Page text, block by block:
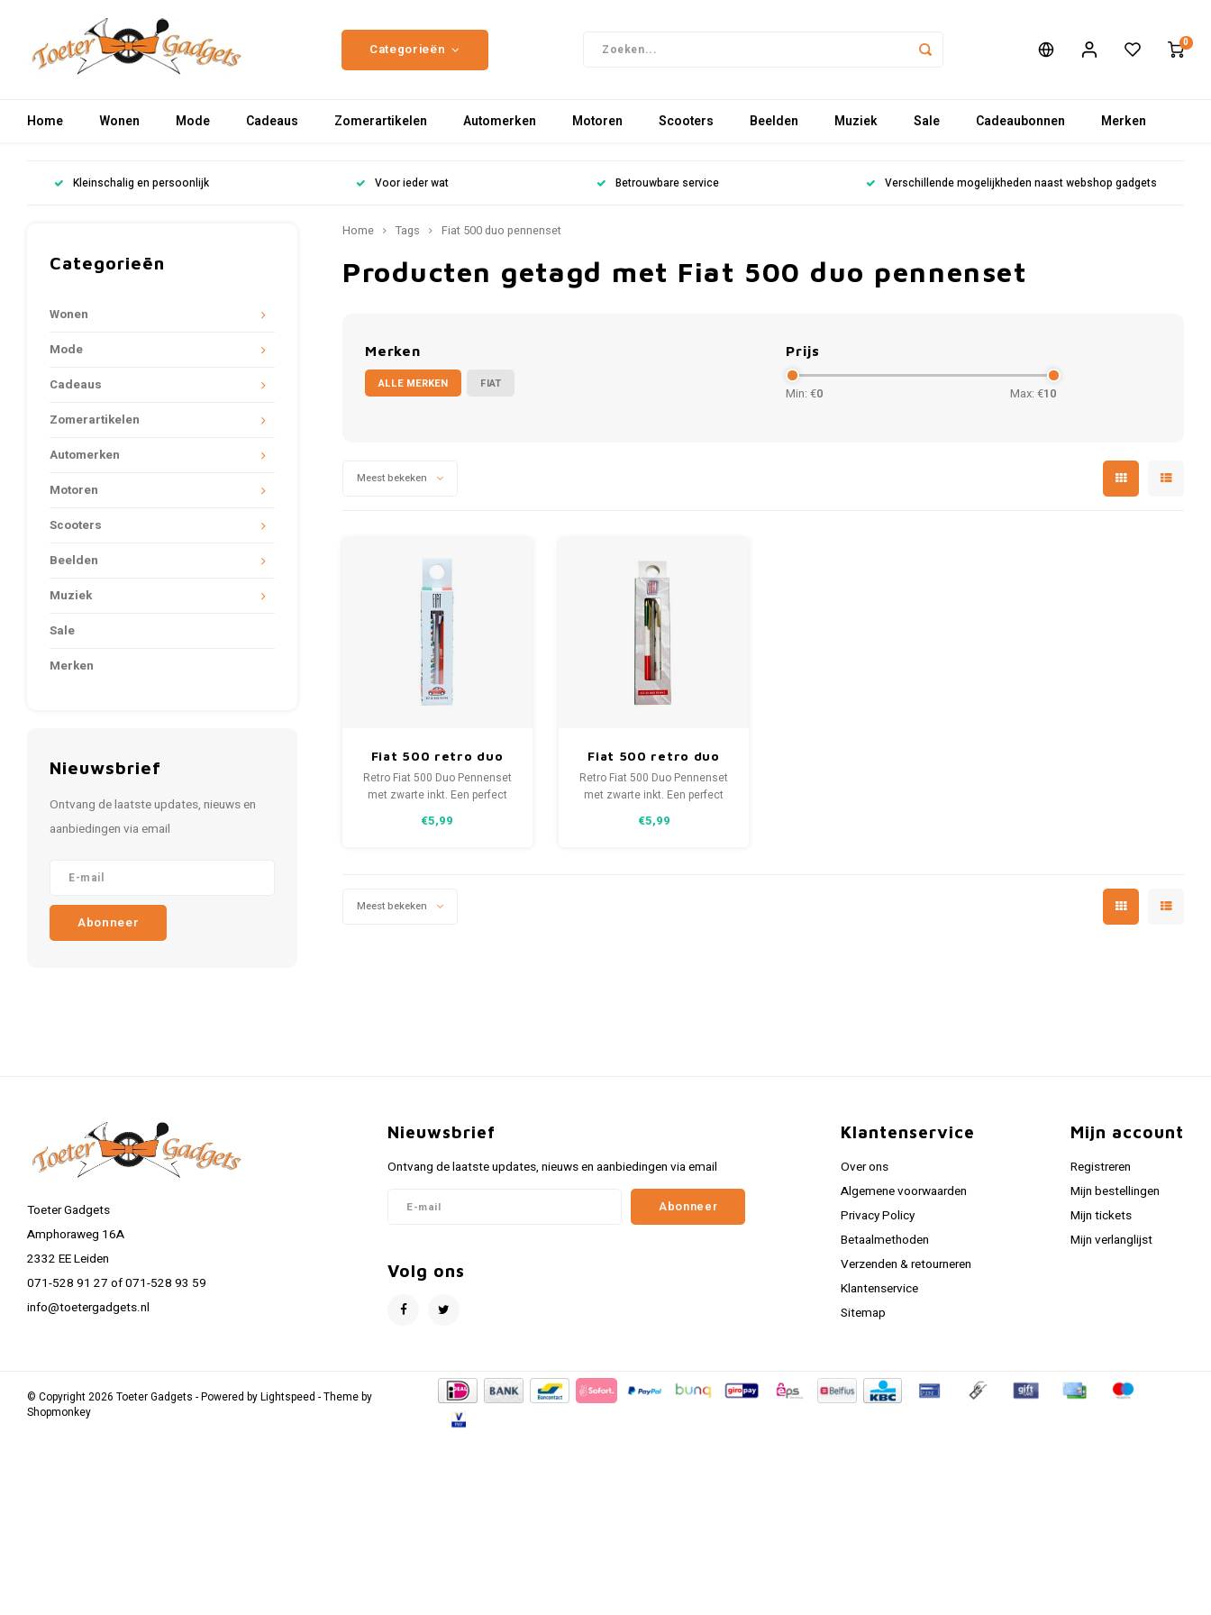
Categorieën 0
Home Wonen Mode Cadeaus Zomerartikelen Automerken Motoren Scooters Beelden Muziek Sale Cadeaubonnen Merken
Kleinschalig en persoonlijk Voor ieder wat Betrouwbare service Verschillende mogelijkheden naast webshop gadgets
Categorieën
Wonen
Mode
Cadeaus
Zomerartikelen
Automerken
Motoren
Scooters
Beelden
Muziek
Sale
Merken
Nieuwsbrief
Ontvang de laatste updates, nieuws en
aanbiedingen via email
Abonneer
Home Tags Fiat 500 duo pennenset
Producten getagd met Fiat 500 duo pennenset
Merken
ALLE MERKEN FIAT
Prijs
Min: €0 Max: €10
Meest bekeken
Fiat 500 retro duo
pennenset
Retro Fiat 500 Duo Pennenset
met zwarte inkt. Een perfect
officiële licenties in een fraaie
€5,99
Fiat 500 retro duo
pennenset
Retro Fiat 500 Duo Pennenset
met zwarte inkt. Een perfect
officiële licenties in een fraaie
€5,99
Meest bekeken
Toeter Gadgets
Amphoraweg 16A
2332 EE Leiden
071-528 91 27 of 071-528 93 59
info@toetergadgets.nl
Nieuwsbrief
Ontvang de laatste updates, nieuws en aanbiedingen via email
Abonneer
Volg ons
Klantenservice
Over ons
Algemene voorwaarden
Privacy Policy
Betaalmethoden
Verzenden & retourneren
Klantenservice
Sitemap
Mijn account
Registreren
Mijn bestellingen
Mijn tickets
Mijn verlanglijst
© Copyright 2026 Toeter Gadgets - Powered byLightspeed - Theme by
Shopmonkey